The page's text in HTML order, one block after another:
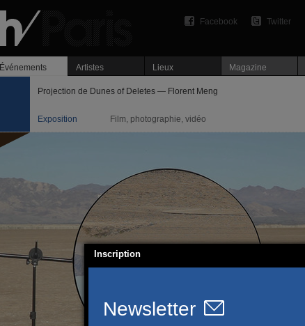
Twitter
Facebook
Événements Artistes Lieux Magazine
Projection de Dunes of Deletes — Florent Meng
Exposition Film, photographie, vidéo
Inscription